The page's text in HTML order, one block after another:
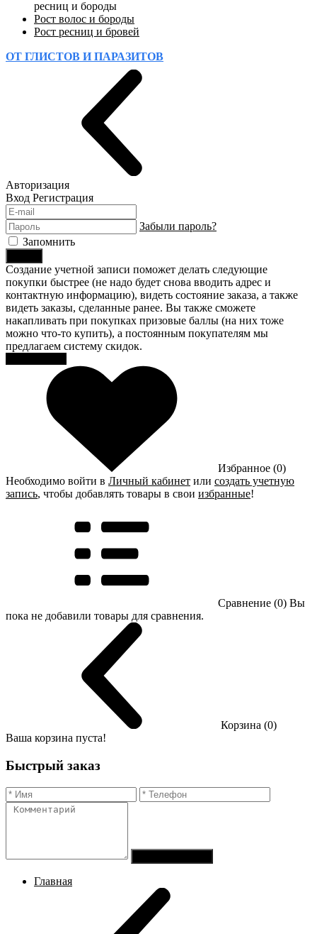
ресниц и бороды
Рост волос и бороды
Рост ресниц и бровей
ОТ ГЛИСТОВ И ПАРАЗИТОВ
Авторизация
Вход Регистрация
Забыли пароль?
Запомнить
Создание учетной записи поможет делать следующие
покупки быстрее (не надо будет снова вводить адрес и
контактную информацию), видеть состояние заказа, а также
видеть заказы, сделанные ранее. Вы также сможете
накапливать при покупках призовые баллы (на них тоже
можно что-то купить), а постоянным покупателям мы
предлагаем систему скидок.
Избранное (0)
Необходимо войти в Личный кабинет или создать учетную
запись, чтобы добавлять товары в свои избранные!
Сравнение (0) Вы
пока не добавили товары для сравнения.
Корзина (0)
Ваша корзина пуста!
Быстрый заказ
Главная